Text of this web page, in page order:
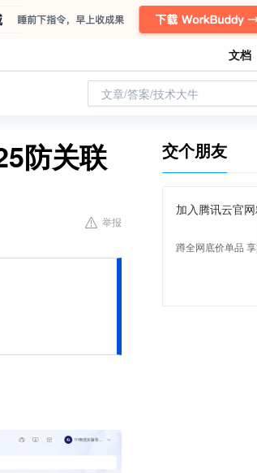
文档
文章/答案/技术大牛
防关联
举报
交个朋友
加入腾讯云官
蹲全网底价单品